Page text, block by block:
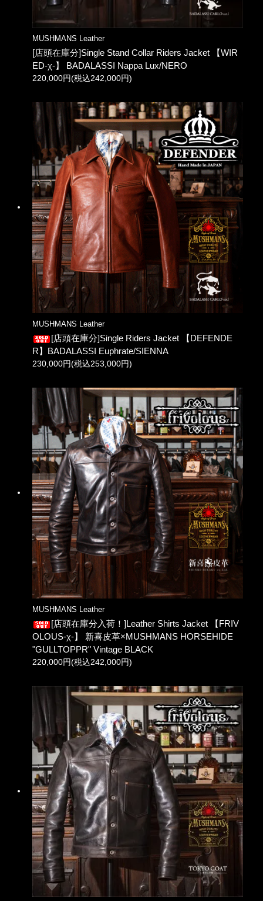
MUSHMANS Leather
[店頭在庫分]Single Stand Collar Riders Jacket 【WIR
ED-χ-】 BADALASSI Nappa Lux/NERO
220,000円(税込242,000円)
MUSHMANS Leather
[店頭在庫分]Single Riders Jacket 【DEFENDE
R】BADALASSI Euphrate/SIENNA
230,000円(税込253,000円)
MUSHMANS Leather
[店頭在庫分入荷！]Leather Shirts Jacket 【FRIV
OLOUS-χ-】 新喜皮革×MUSHMANS HORSEHIDE
"GULLTOPPR" Vintage BLACK
220,000円(税込242,000円)